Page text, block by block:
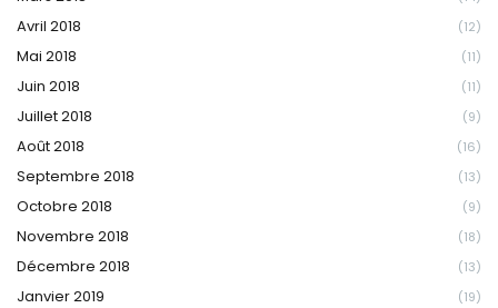
Avril 2018 (12)
Mai 2018 (11)
Juin 2018 (11)
Juillet 2018 (9)
Août 2018 (16)
Septembre 2018 (13)
Octobre 2018 (9)
Novembre 2018 (18)
Décembre 2018 (13)
Janvier 2019 (19)